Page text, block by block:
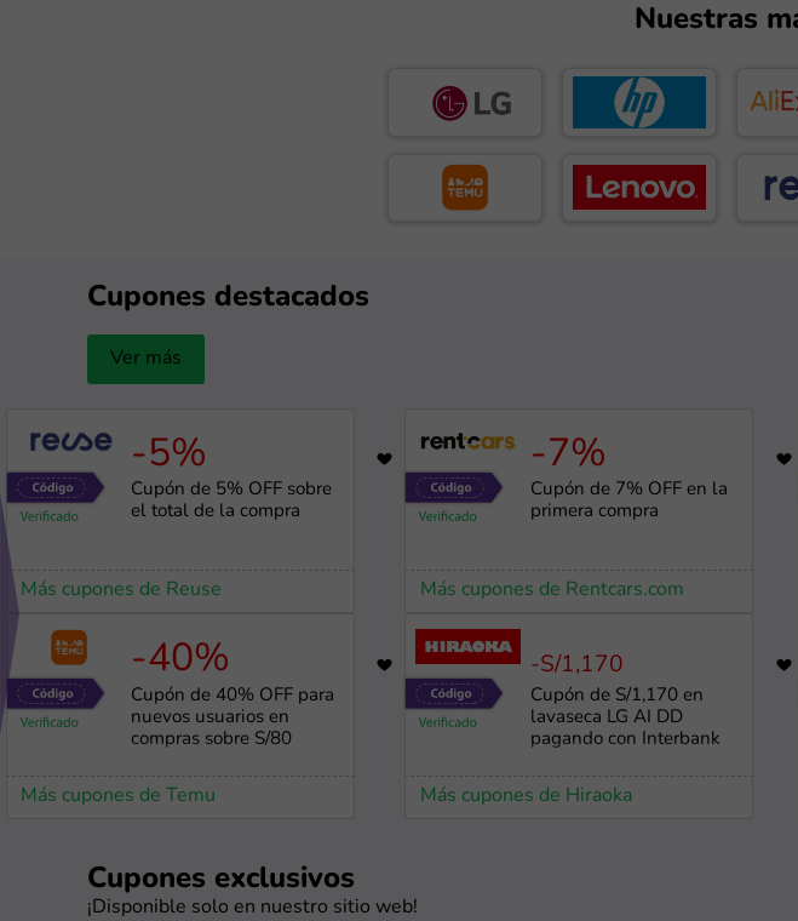
Nuestras
Cupones destacados
Ver más
-5% 1948
Cupón de 5% OFF sobre
el total de la compra
Más cupones de Reuse
-40% 966
Cupón de 40% OFF para
nuevos usuarios en
compras sobre S/80
Más cupones de Temu
-7%
Cupón de 7% OFF en la
primera compra
Más cupones de Rentcars.com
-S/1,170
Cupón de S/1,170 en
lavaseca LG AI DD
pagando con Interbank
Más cupones de Hiraoka
Cupones exclusivos
¡Disponible solo en nuestro sitio web!